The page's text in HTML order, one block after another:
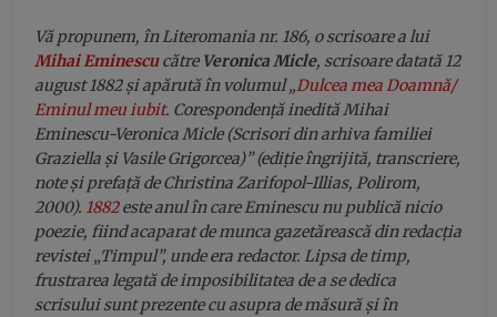
Vă propunem, în Literomania nr. 186, o scrisoare a lui
Mihai Eminescucătre Veronica Micle, scrisoare datată 12
august 1882 și apărută în volumul „Dulcea mea Doamnă/
Eminul meu iubit. Corespondență inedită Mihai
Eminescu-Veronica Micle (Scrisori din arhiva familiei
Graziella și Vasile Grigorcea)” (ediție îngrijită, transcriere,
note și prefață de Christina Zarifopol-Illias, Polirom,
2000). 1882este anul în care Eminescu nu publică nicio
poezie, fiind acaparat de munca gazetărească din redacția
revistei „Timpul”, unde era redactor. Lipsa de timp,
frustrarea legată de imposibilitatea de a se dedica
scrisului sunt prezente cu asupra de măsură și în